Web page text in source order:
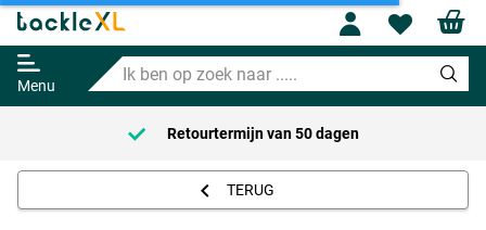
Menu
Ik
ben
op
zoek
naar
Profile
Prologic Litepro Thermo Jacket
Adviesprijs
99.99
90.20
Retourtermijn van 50 dagen
TERUG